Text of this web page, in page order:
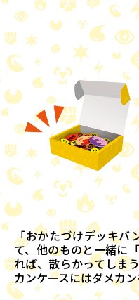
「おかたづけデッキバ
て、他のものと一緒に
れば、散らかってしま
カンケースにはダメカ